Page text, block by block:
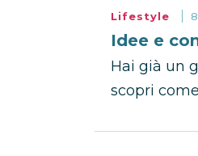
Lifestyle
Idee e
Hai già un
scopri